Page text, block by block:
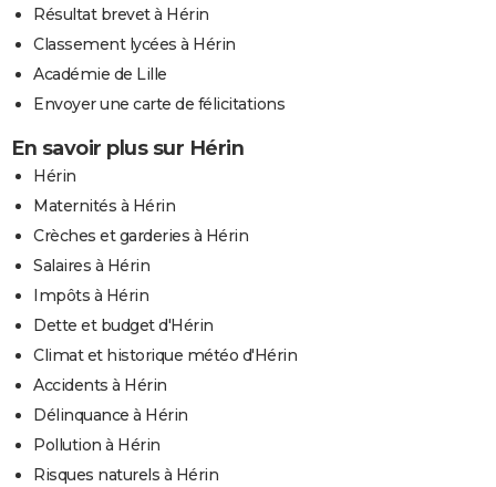
Résultat brevet à Hérin
Classement lycées à Hérin
Académie de Lille
Envoyer une carte de félicitations
En savoir plus sur Hérin
Hérin
Maternités à Hérin
Crèches et garderies à Hérin
Salaires à Hérin
Impôts à Hérin
Dette et budget d'Hérin
Climat et historique météo d'Hérin
Accidents à Hérin
Délinquance à Hérin
Pollution à Hérin
Risques naturels à Hérin